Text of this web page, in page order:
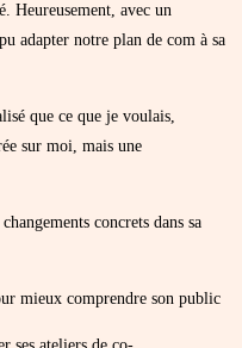
Heureusement, avec un
adapter notre plan de com à sa
que ce que je voulais,
sur moi, mais une
concrets dans sa
mieux comprendre son public